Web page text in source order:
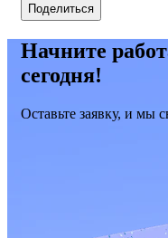
Поделиться
Начните
сегодня!
Оставьте заявку, и мы